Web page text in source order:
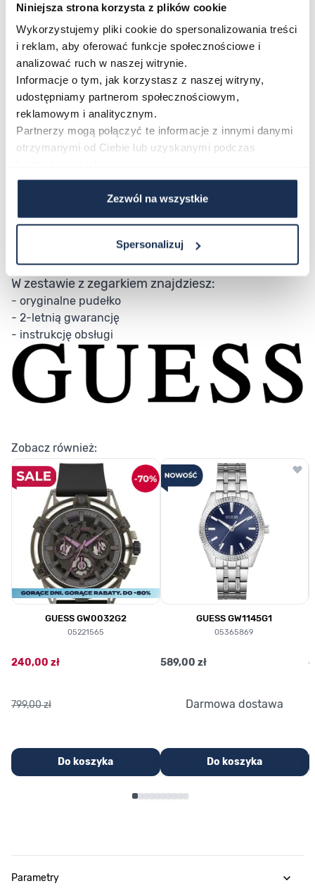
Niniejsza strona korzysta z plików cookie
Wykorzystujemy pliki cookie do spersonalizowania treści
i reklam, aby oferować funkcje społecznościowe i
analizować ruch w naszej witrynie.
Informacje o tym, jak korzystasz z naszej witryny,
udostępniamy partnerom społecznościowym,
reklamowym i analitycznym.
Partnerzy mogą połączyć te informacje z innymi danymi
otrzymanymi od Ciebie lub uzyskanymi podczas
Zezwól na wszystkie
Spersonalizuj
Marka
Zegarki Guess pojawiły się na rynku modowym w 1983
roku, niedługo po powstaniu marki. Charakterystyczne
logo w kształcie odwróconego trójkąta jest dzisiaj
rozpoznawalne na całym świecie. Zegarki Guess
odpowiadają na najnowsze trendy w modzie i
zaspokajają najbardziej wyśrubowane oczekiwania
stylistyką. Każdy model ma swój unikalny wzór, zgodny
z najnowszymi i najgorętszymi trendami w modzie.
Charakterystyczny design oraz materiały najwyższej
wybierana przez osoby, które chcą uzupełnić swój look
stylowym zegarkiem.
W zestawie z zegarkiem znajdziesz:
- oryginalne pudełko
- 2-letnią gwarancję
- instrukcję obsługi
Zobacz również:
GUESS GW0032G2
05221565
240,00 zł
799,00 zł
Do koszyka
GUESS GW1145G1
05365869
589,00 zł
Darmowa dostawa
Do koszyka
Parametry